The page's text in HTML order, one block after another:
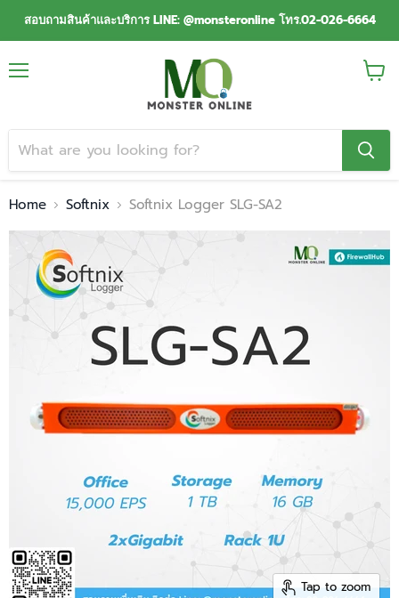
สอบถามสินค้าและบริการ LINE: @monsteronline โทร.02-026-6664
View
Home Softnix Softnix Logger SLG-SA2
Tap to zoom